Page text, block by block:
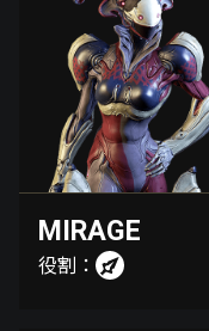
MIRAGE
役割：